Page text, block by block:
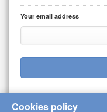
Your email address
Cookies policy